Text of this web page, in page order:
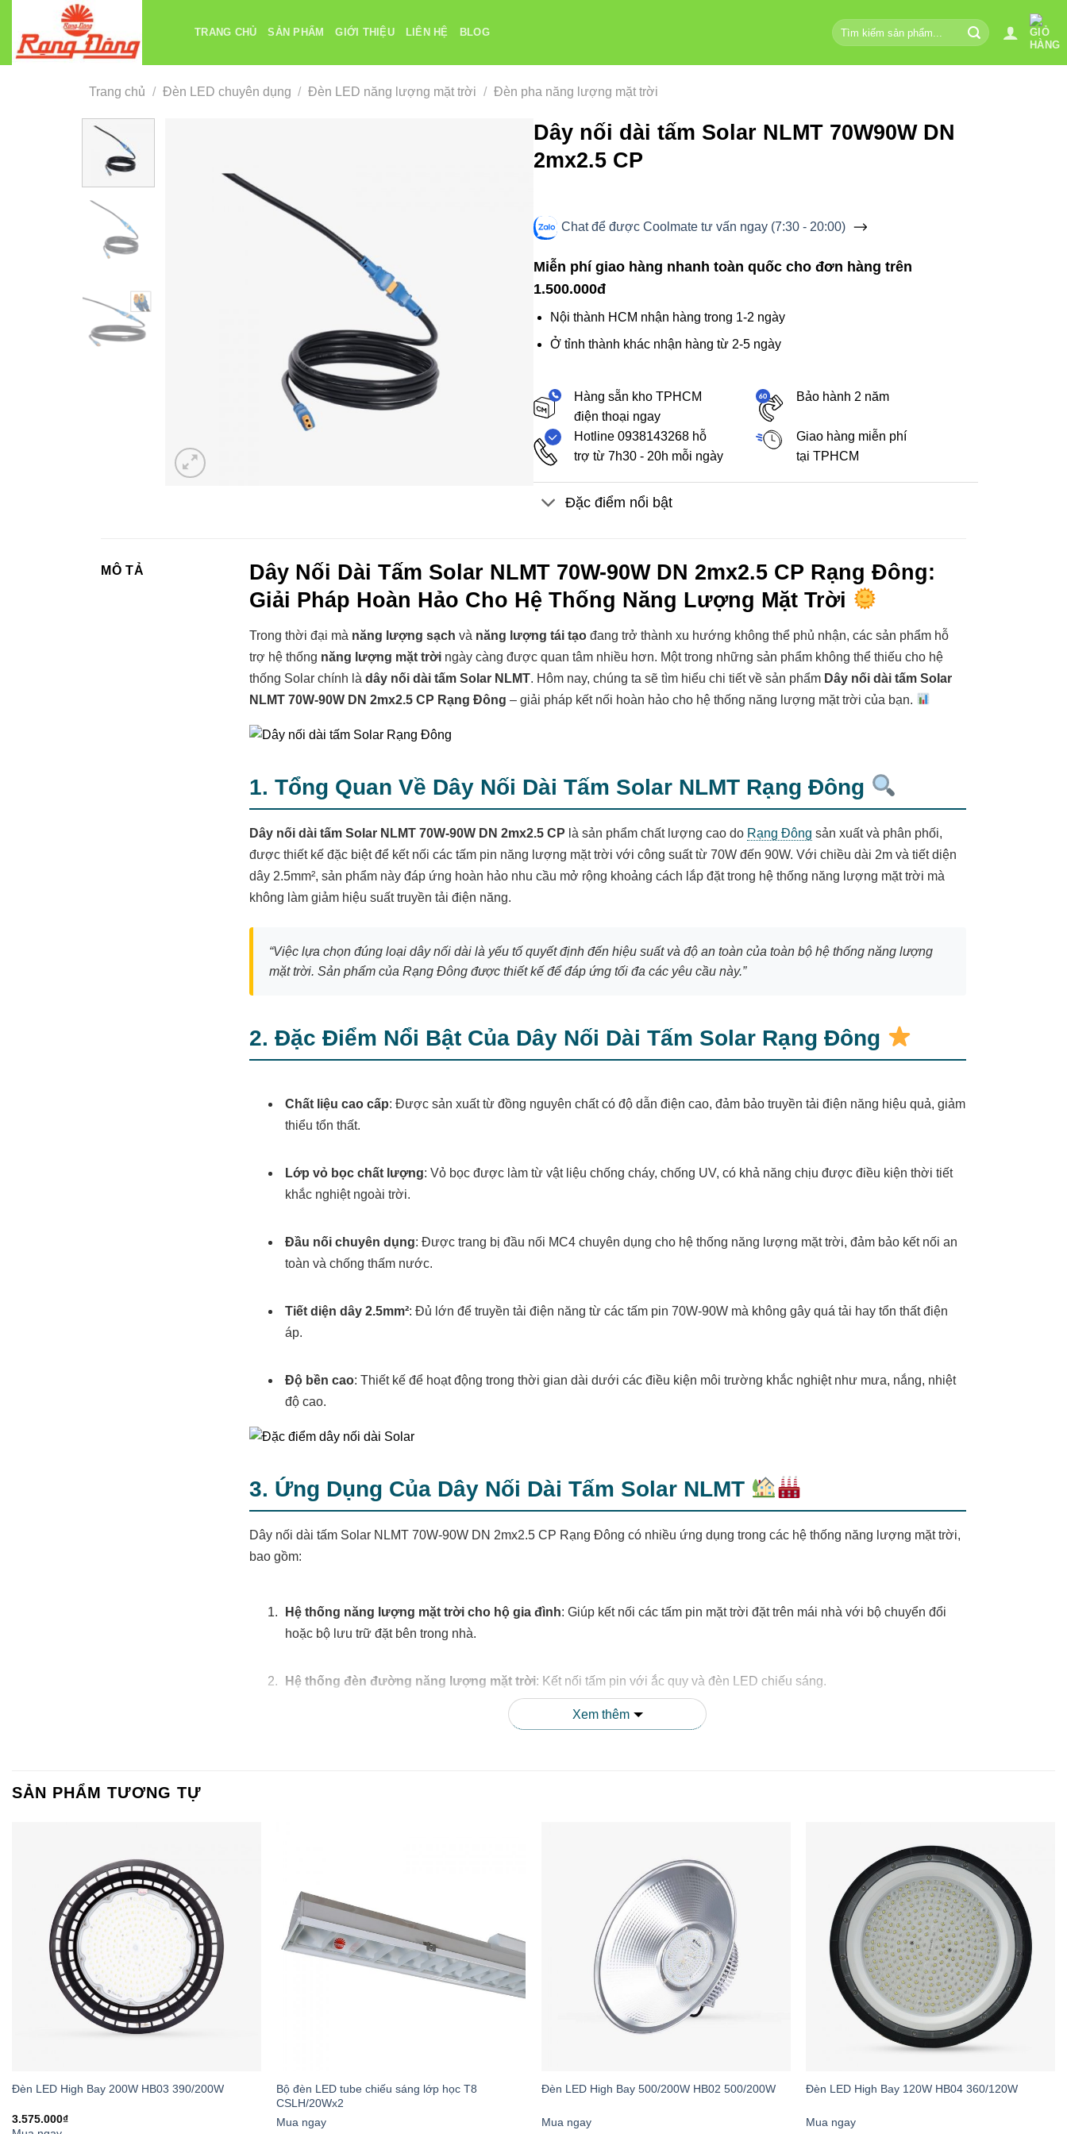
dung
TRANG CHỦ SẢN PHẨM GIỚI THIỆU LIÊN HỆ BLOG
Tìm
kiếm:
Trang chủ / Đèn LED chuyên dụng / Đèn LED năng lượng mặt trời / Đèn pha năng lượng mặt trời
Dây nối dài tấm Solar NLMT 70W90W DN
2mx2.5 CP
Chat để được Coolmate tư vấn ngay (7:30 - 20:00)
Miễn phí giao hàng nhanh toàn quốc cho đơn hàng trên
1.500.000đ
Nội thành HCM nhận hàng trong 1-2 ngày
Ở tỉnh thành khác nhận hàng từ 2-5 ngày
Hàng sẵn kho TPHCM
điện thoại ngay
Bảo hành 2 năm
Hotline 0938143268 hỗ
trợ từ 7h30 - 20h mỗi ngày
Giao hàng miễn phí
tại TPHCM
Đặc điểm nổi bật
MÔ TẢ
Dây Nối Dài Tấm Solar NLMT 70W-90W DN 2mx2.5 CP Rạng Đông:
Giải Pháp Hoàn Hảo Cho Hệ Thống Năng Lượng Mặt Trời
Trong thời đại mà năng lượng sạch và năng lượng tái tạođang trở thành xu hướng không thể phủ nhận, các sản phẩm hỗ
trợ hệ thống năng lượng mặt trờingày càng được quan tâm nhiều hơn. Một trong những sản phẩm không thể thiếu cho hệ
thống Solar chính là dây nối dài tấm Solar NLMT. Hôm nay, chúng ta sẽ tìm hiểu chi tiết về sản phẩm Dây nối dài tấm Solar
NLMT 70W-90W DN 2mx2.5 CP Rạng Đông – giải pháp kết nối hoàn hảo cho hệ thống năng lượng mặt trời của bạn.
1. Tổng Quan Về Dây Nối Dài Tấm Solar NLMT Rạng Đông
Dây nối dài tấm Solar NLMT 70W-90W DN 2mx2.5 CP là sản phẩm chất lượng cao do Rạng Đông sản xuất và phân phối,
được thiết kế đặc biệt để kết nối các tấm pin năng lượng mặt trời với công suất từ 70W đến 90W. Với chiều dài 2m và tiết diện
dây 2.5mm², sản phẩm này đáp ứng hoàn hảo nhu cầu mở rộng khoảng cách lắp đặt trong hệ thống năng lượng mặt trời mà
không làm giảm hiệu suất truyền tải điện năng.
“Việc lựa chọn đúng loại dây nối dài là yếu tố quyết định đến hiệu suất và độ an toàn của toàn bộ hệ thống năng lượng
mặt trời. Sản phẩm của Rạng Đông được thiết kế để đáp ứng tối đa các yêu cầu này.”
2. Đặc Điểm Nổi Bật Của Dây Nối Dài Tấm Solar Rạng Đông
Chất liệu cao cấp: Được sản xuất từ đồng nguyên chất có độ dẫn điện cao, đảm bảo truyền tải điện năng hiệu quả, giảm
thiểu tổn thất.
Lớp vỏ bọc chất lượng: Vỏ bọc được làm từ vật liệu chống cháy, chống UV, có khả năng chịu được điều kiện thời tiết
khắc nghiệt ngoài trời.
Đầu nối chuyên dụng: Được trang bị đầu nối MC4 chuyên dụng cho hệ thống năng lượng mặt trời, đảm bảo kết nối an
toàn và chống thấm nước.
Tiết diện dây 2.5mm²: Đủ lớn để truyền tải điện năng từ các tấm pin 70W-90W mà không gây quá tải hay tổn thất điện
áp.
Độ bền cao: Thiết kế để hoạt động trong thời gian dài dưới các điều kiện môi trường khắc nghiệt như mưa, nắng, nhiệt
độ cao.
3. Ứng Dụng Của Dây Nối Dài Tấm Solar NLMT
Dây nối dài tấm Solar NLMT 70W-90W DN 2mx2.5 CP Rạng Đông có nhiều ứng dụng trong các hệ thống năng lượng mặt trời,
bao gồm:
Hệ thống năng lượng mặt trời cho hộ gia đình: Giúp kết nối các tấm pin mặt trời đặt trên mái nhà với bộ chuyển đổi
hoặc bộ lưu trữ đặt bên trong nhà.
Hệ thống đèn đường năng lượng mặt trời: Kết nối tấm pin với ắc quy và đèn LED chiếu sáng.
: Dùng để kết nối tấm pin với bộ lưu trữ năng lượng di động.
4. So Sánh Với Các Sản Phẩm Tương Tự Trên Thị Trường
DÂY NỐI DÀI RẠNG ĐÔNG SẢN PHẨM THÔNG THƯỜNG
Đồng nguyên chất 99.9% Đồng pha tạp hoặc hợp kim
Thường nhỏ hơn hoặc không đồng đều
Lớp vỏ bọc Chống UV, chống cháy, chống ăn mòn Vỏ bọc thông thường, dễ lão hóa
Đầu nối MC4 chính hãng, kín nước 100% Đầu nối thường, khả năng chống nước kém
Xem thêm
SẢN PHẨM TƯƠNG TỰ
Đèn LED High Bay 200W HB03 390/200W
3.575.000₫
Bộ đèn LED tube chiếu sáng lớp học T8
CSLH/20Wx2
Mua ngay
Đèn LED High Bay 500/200W HB02 500/200W
Mua ngay
Đèn LED High Bay 120W HB04 360/120W
Mua ngay